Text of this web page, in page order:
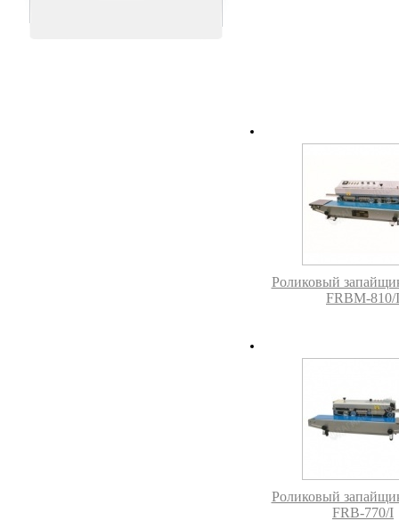
Роликовый
FRBM-810/I
Роликовый
FRB-770/I